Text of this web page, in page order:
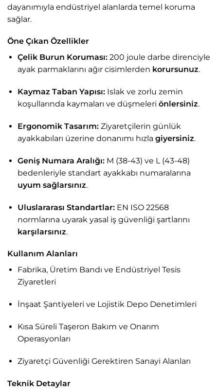
dayanımıyla endüstriyel alanlarda temel koruma
sağlar.
Öne Çıkan Özellikler
Çelik Burun Koruması:200 joule darbe direnciyle
ayak parmaklarını ağır cisimlerden korursunuz.
Kaymaz Taban Yapısı:Islak ve zorlu zemin
koşullarında kaymaları ve düşmeleri önlersiniz.
Ergonomik Tasarım:Ziyaretçilerin günlük
ayakkabıları üzerine donanımı hızla giyersiniz.
Geniş Numara Aralığı:M (38-43) ve L (43-48)
bedenleriyle standart ayakkabı numaralarına
uyum sağlarsınız.
Uluslararası Standartlar:EN ISO 22568
normlarına uyarak yasal iş güvenliği şartlarını
karşılarsınız.
Kullanım Alanları
Fabrika, Üretim Bandı ve Endüstriyel Tesis
Ziyaretleri
İnşaat Şantiyeleri ve Lojistik Depo Denetimleri
Kısa Süreli Taşeron Bakım ve Onarım
Operasyonları
Ziyaretçi Güvenliği Gerektiren Sanayi Alanları
Teknik Detaylar